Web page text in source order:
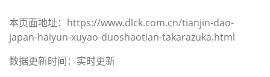
本页面地址：https://www.dlck.com.cn/tianjin-dao-
japan-haiyun-xuyao-duoshaotian-takarazuka.html
数据更新时间：实时更新